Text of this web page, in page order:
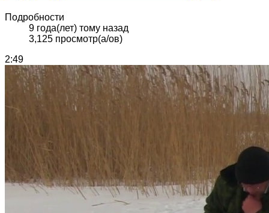
Подробности
9 года(лет) тому назад
3,125 просмотр(а/ов)
2:49